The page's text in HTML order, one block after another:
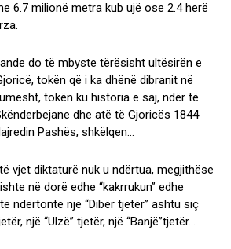
6.7 milionë metra kub ujë ose 2.4 herë
do të mbyste tërësisht ultësirën e
tokën që i ka dhënë dibranit në
tokën ku historia e saj, ndër të
dhe atë të Gjoricës 1844
Pashës, shkëlqen…
vjet diktaturë nuk u ndërtua, megjithëse
në dorë edhe “kakrrukun” edhe
ndërtonte një “Dibër tjetër” ashtu siç
një “Ulzë” tjetër, një “Banjë”tjetër…